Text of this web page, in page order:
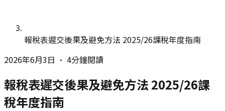
報稅表遲交後果及避免方法 2025/26課稅年度指南
2026年6月3日 • 4分鐘閱讀
報稅表遲交後果及避免方法 2025/26課
稅年度指南